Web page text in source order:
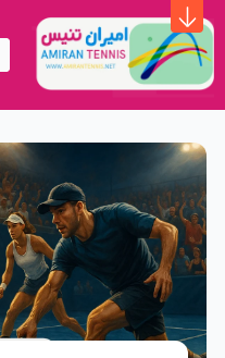
به
محتوا